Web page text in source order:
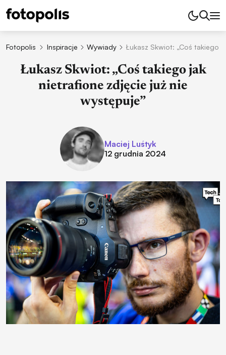
Fotopolis Inspiracje Wywiady Łukasz Skwiot: „Coś takiego
Łukasz Skwiot: „Coś takiego jak
nietrafione zdjęcie już nie
występuje”
Maciej Luśtyk
12 grudnia 2024